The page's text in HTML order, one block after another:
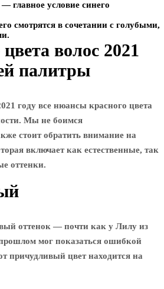
главное условие синего
смотрятся в сочетании с голубыми,
волос 2021
палитры
году все нюансы красного цвета
Мы не боимся
стоит обратить внимание на
включает как естественные, так
оттенки.
оттенок — почти как у Лилу из
мог показаться ошибкой
причудливый цвет находится на